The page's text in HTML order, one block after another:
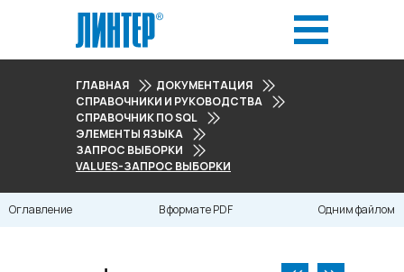
ГЛАВНАЯ
ДОКУМЕНТАЦИЯ
СПРАВОЧНИКИ И РУКОВОДСТВА
СПРАВОЧНИК ПО SQL
ЭЛЕМЕНТЫ ЯЗЫКА
ЗАПРОС ВЫБОРКИ
VALUES-ЗАПРОС ВЫБОРКИ
Оглавление В формате PDF Одним файлом